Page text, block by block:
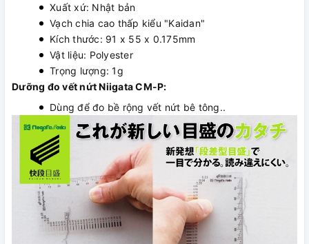
Xuất xứ: Nhật bản
Vạch chia cao thấp kiểu "Kaidan"
Kích thước: 91 x 55 x 0.175mm
Vật liệu: Polyester
Trọng lượng: 1g
Dưỡng đo vết nứt Niigata CM-P:
Dùng để đo bề rộng vết nứt bê tông..